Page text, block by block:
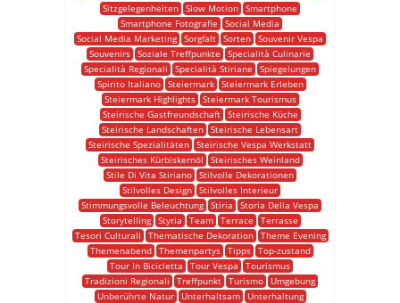
Sitzgelegenheiten Slow Motion Smartphone
Smartphone Fotografie
Social Media
Social Media Marketing Sorgfalt Sorten Souvenir Vespa
Souvenirs Soziale Treffpunkte
Specialità Culinarie
Specialità Regionali
Specialità Stiriane
Spiegelungen
Spirito Italiano
Steiermark
Steiermark Erleben
Steiermark Highlights
Steiermark Tourismus
Steirische Gastfreundschaft
Steirische Küche
Steirische Landschaften Steirische Lebensart
Steirische Spezialitäten Steirische Vespa Werkstatt
Steirisches Kürbiskernöl
Steirisches Weinland
Stile Di Vita Stiriano Stilvolle Dekorationen
Stilvolles Design Stilvolles Interieur
Stimmungsvolle Beleuchtung Stiria
Storia Della Vespa
Storytelling
Styria Team Terrace
Terrasse
Tesori Culturali
Thematische Dekoration
Theme Evening
Themenabend
Themenpartys Tipps
Top-zustand
Tour In Bicicletta
Tour Vespa
Tourismus
Tradizioni Regionali
Treffpunkt Turismo
Umgebung
Unberührte Natur
Unterhaltsam
Unterhaltung